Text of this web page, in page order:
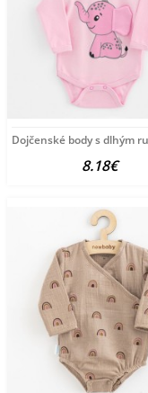
Dojčenské body s dlhým
8.18€